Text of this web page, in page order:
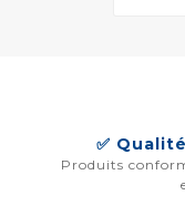
✅
Produits